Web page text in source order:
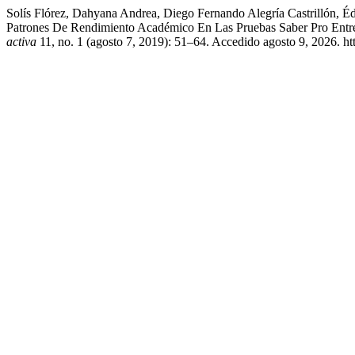
Solís Flórez, Dahyana Andrea, Diego Fernando Alegría Castrillón,
Patrones De Rendimiento Académico En Las Pruebas Saber Pro
activa 11, no. 1 (agosto 7, 2019): 51–64. Accedido agosto 9, 2026.